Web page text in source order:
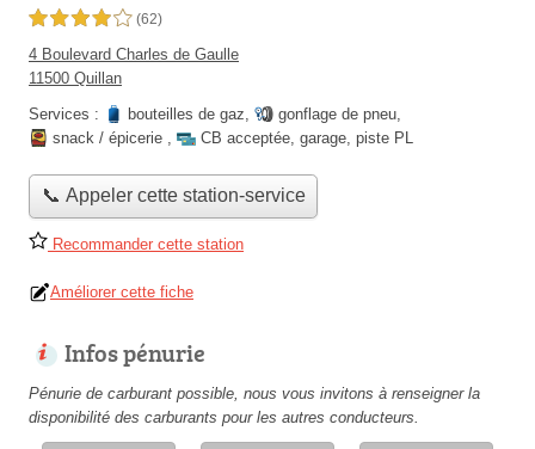
4,0 étoiles sur 5 (62)
4 Boulevard Charles de Gaulle
11500 Quillan
Services :
bouteilles de gaz, gonflage de pneu,
snack / épicerie , CB acceptée, garage, piste PL
📞 Appeler cette station-service
Recommander cette station
Améliorer cette fiche
Infos pénurie
Pénurie de carburant possible, nous vous invitons à renseigner la
disponibilité des carburants pour les autres conducteurs.